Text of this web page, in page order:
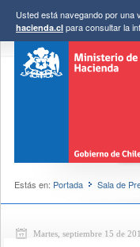
Usted está navegando por una
hacienda.cl para consultar la
Estás en: Portada Sala de
Martes, septiembre 15 de